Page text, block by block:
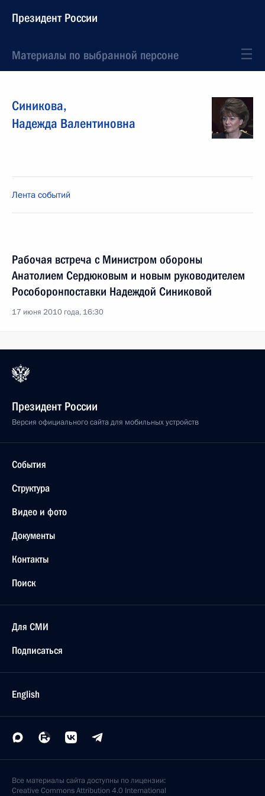
Президент России
Материалы по выбранной персоне
Синикова,
Надежда Валентиновна
Лента событий
Рабочая встреча с Министром обороны
Анатолием Сердюковым и новым руководителем
Рособоронпоставки Надеждой Синиковой
17 июня 2010 года, 16:30
Президент России
Версия официального сайта для мобильных устройств
События
Структура
Видео и фото
Документы
Контакты
Поиск
Для СМИ
Подписаться
English
Все материалы сайта доступны по лицензии:
Creative Commons Attribution 4.0 International